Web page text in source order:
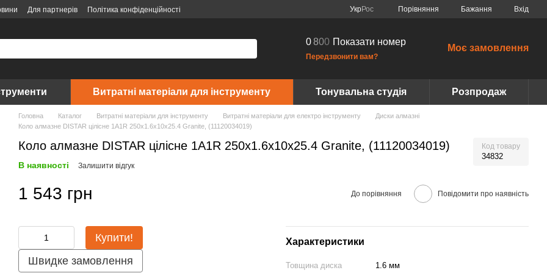
Для партнерів
Політика конфіденційності
УкрРос Порівняння Бажання Вхід
0800 Показати номер
Передзвонити вам?
Моє замовлення
Витратні матеріали для інструменту Тонувальна студія Розпродаж
Головна Каталог Витратні матеріали для інструменту Витратні матеріали для електро інструменту
Диски алмазні
Коло алмазне DISTAR цілісне 1A1R 250x1.6x10x25.4 Granite, (11120034019)
Коло алмазне DISTAR цілісне 1A1R 250x1.6x10x25.4 Granite, (11120034019) Код товару
34832
В наявності Залишити відгук
1 543 грн До порівняння Повідомити про наявність
Купити!
Швидке замовлення
Характеристики
Товщина диска
1.6 мм